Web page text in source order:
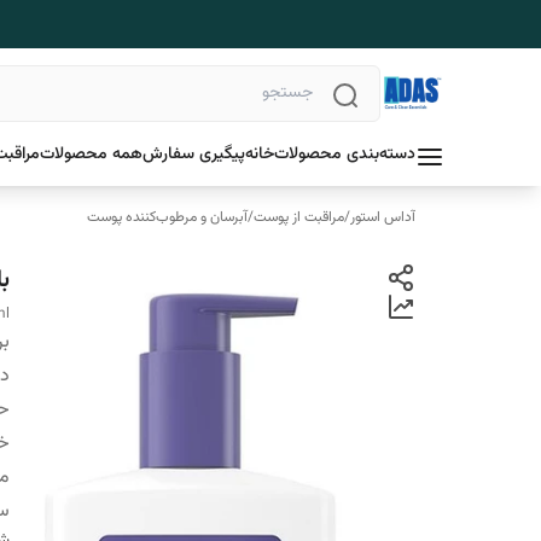
دسته‌بندی محصولاتخانهپیگیری سفارشهمه محصولات
آداس استور/مراقبت از پوست/آبرسان و مرطوب‌کننده پوست